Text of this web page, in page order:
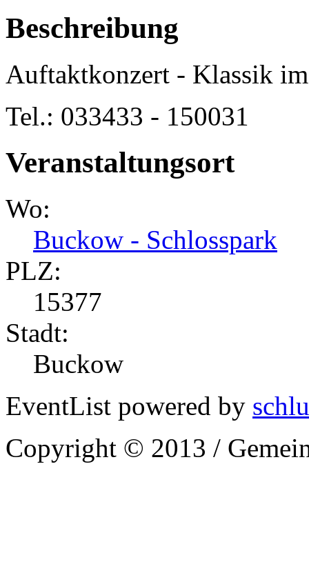
Beschreibung
Auftaktkonzert - Klassik
Tel.: 033433 - 150031
Veranstaltungsort
Wo:
Buckow - Schlosspark
PLZ:
15377
Stadt:
Buckow
EventList powered by
Copyright © 2013 /